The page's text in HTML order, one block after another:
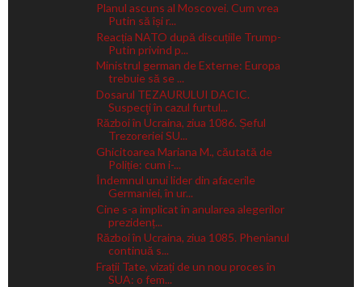
Planul ascuns al Moscovei. Cum vrea
Putin să își r...
Reacția NATO după discuțiile Trump-
Putin privind p...
Ministrul german de Externe: Europa
trebuie să se ...
Dosarul TEZAURULUI DACIC.
Suspecţi în cazul furtul...
Război în Ucraina, ziua 1086. Șeful
Trezoreriei SU...
Ghicitoarea Mariana M., căutată de
Poliție: cum i-...
Îndemnul unui lider din afacerile
Germaniei, în ur...
Cine s-a implicat în anularea alegerilor
prezidenț...
Război în Ucraina, ziua 1085. Phenianul
continuă s...
Frații Tate, vizați de un nou proces în
SUA: o fem...